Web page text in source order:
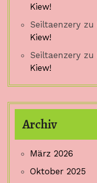
Kiew!
Seiltaenzery zu
Kiew!
Seiltaenzery zu
Kiew!
Archiv
März 2026
Oktober 2025